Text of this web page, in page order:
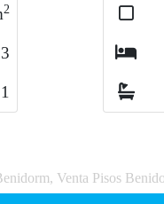
2
3
1
Venta Pisos